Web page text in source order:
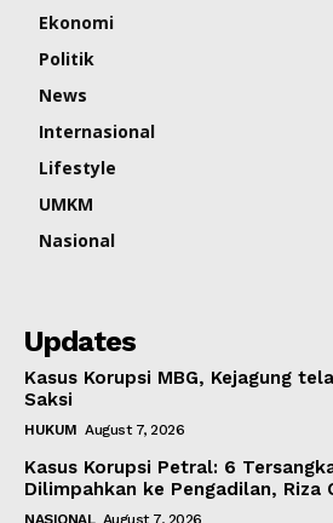
Ekonomi
Politik
News
Internasional
Lifestyle
UMKM
Nasional
Updates
Kasus Korupsi MBG, Kejagung
Saksi
HUKUM August 7, 2026
Kasus Korupsi Petral: 6
Dilimpahkan ke Pengadilan, Riza